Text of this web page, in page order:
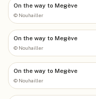
On the way to Megève
© Nouhailler
On the way to Megève
© Nouhailler
On the way to Megève
© Nouhailler